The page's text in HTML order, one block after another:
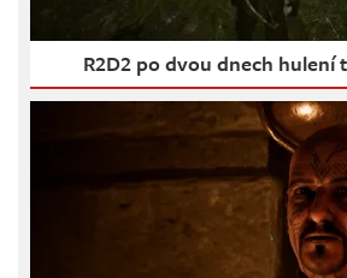
R2D2 po dvou dnech hulení